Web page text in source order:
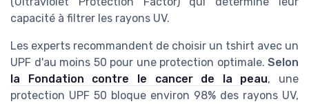
capacité à filtrer les rayons UV.
Les experts recommandent de choisir un tshirt avec un
UPF d'au moins 50 pour une protection optimale. Selon
la Fondation contre le cancer de la peau, une
protection UPF 50 bloque environ 98% des rayons UV,